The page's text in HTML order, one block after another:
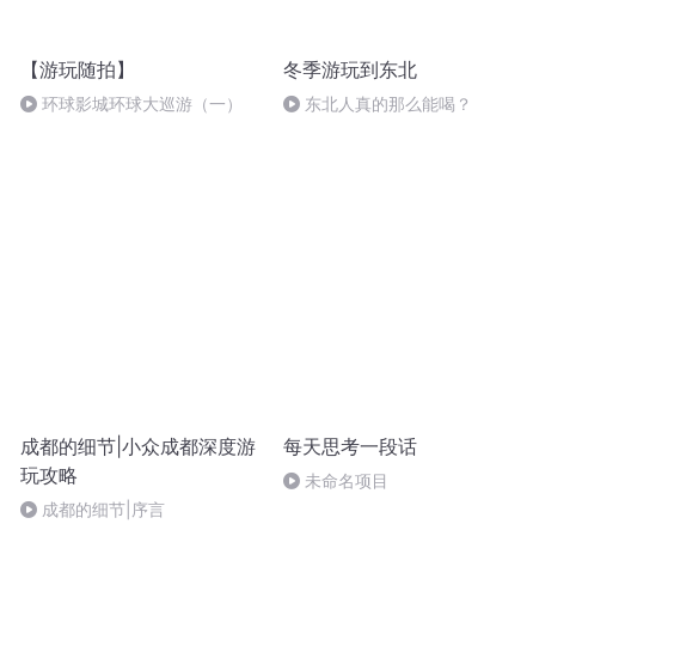
【游玩随拍】
环球影城环球大巡游（一）
冬季游玩到东北
东北人真的那么能喝？
成都的细节|小众成都深度游
玩攻略
成都的细节|序言
每天思考一段话
未命名项目